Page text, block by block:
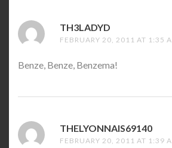
TH3LADYD
FEBRUARY 20, 2011 AT 1:35
Benze, Benze, Benzema!
THELYONNAIS69140
FEBRUARY 20, 2011 AT 1:39